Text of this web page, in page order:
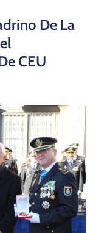
De La
CEU